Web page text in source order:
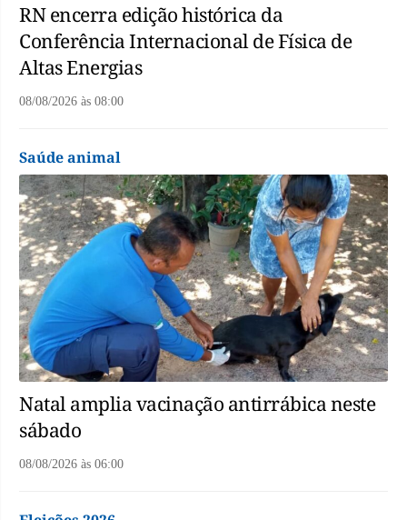
RN encerra edição histórica da
Conferência Internacional de Física de
Altas Energias
08/08/2026 às 08:00
Saúde animal
Natal amplia vacinação antirrábica neste
sábado
08/08/2026 às 06:00